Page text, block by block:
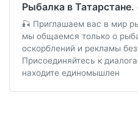
Рыбалка в Татарстане.
🎣 Приглашаем вас в мир
мы общаемся только о
оскорблений и рекламы
Присоединяйтесь к
находите единомышлен